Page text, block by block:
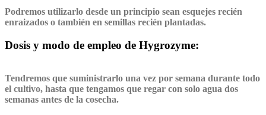
Podremos utilizarlo desde un principio sean esquejes recién
enraizados o también en semillas recién plantadas.
Dosis y modo de empleo de Hygrozyme:
Tendremos que suministrarlo una vez por semana durante todo
el cultivo, hasta que tengamos que regar con solo agua dos
semanas antes de la cosecha.